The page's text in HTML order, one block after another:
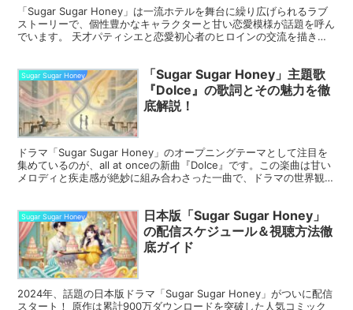
「Sugar Sugar Honey」は一流ホテルを舞台に繰り広げられるラブ
ストーリーで、個性豊かなキャラクターと甘い恋愛模様が話題を呼ん
でいます。 天才パティシエと恋愛初心者のヒロインの交流を描きつ
Sugar Sugar Honey
「Sugar Sugar Honey」主題歌
『Dolce』の歌詞とその魅力を徹
底解説！
ドラマ「Sugar Sugar Honey」のオープニングテーマとして注目を
集めているのが、all at onceの新曲『Dolce』です。この楽曲は甘い
メロディと疾走感が絶妙に組み合わさった一曲で、ドラマの世界観を
Sugar Sugar Honey
日本版「Sugar Sugar Honey」
の配信スケジュール＆視聴方法徹
底ガイド
2024年、話題の日本版ドラマ「Sugar Sugar Honey」がついに配信
スタート！ 原作は累計900万ダウンロードを突破した人気コミック